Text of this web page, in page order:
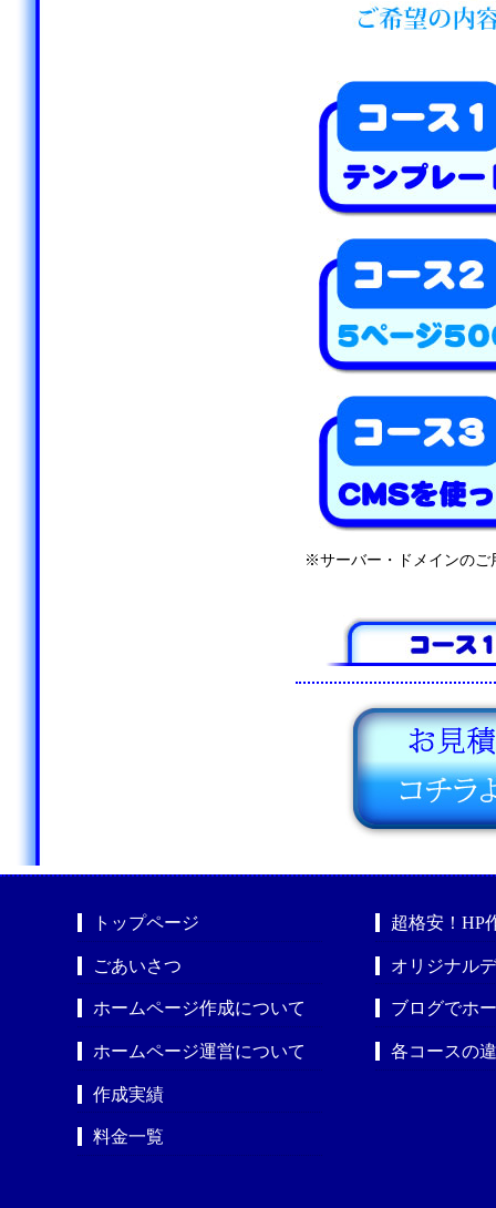
※サーバー・ドメインのご
トップページ
ごあいさつ
ホームページ作成について
ホームページ運営について
作成実績
料金一覧
超格安！HP
オリジナル
ブログでホ
各コースの